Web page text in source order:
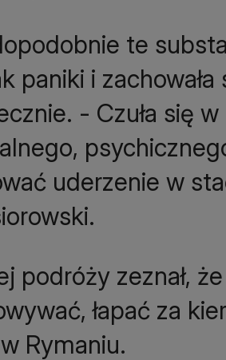
te
paniki i
- Czuła się
uderzenie w
podróży zeznał,
łapać za
Rymaniu.